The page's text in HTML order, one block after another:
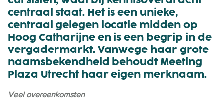
centraal staat. Het is een unieke,
centraal gelegen locatie midden op
Hoog Catharijne en is een begrip in de
vergadermarkt. Vanwege haar grote
naamsbekendheid behoudt Meeting
Plaza Utrecht haar eigen merknaam.
Veel overeenkomsten